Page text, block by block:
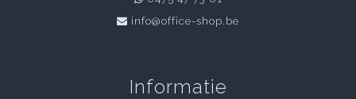
info@office-shop.be
Informatie